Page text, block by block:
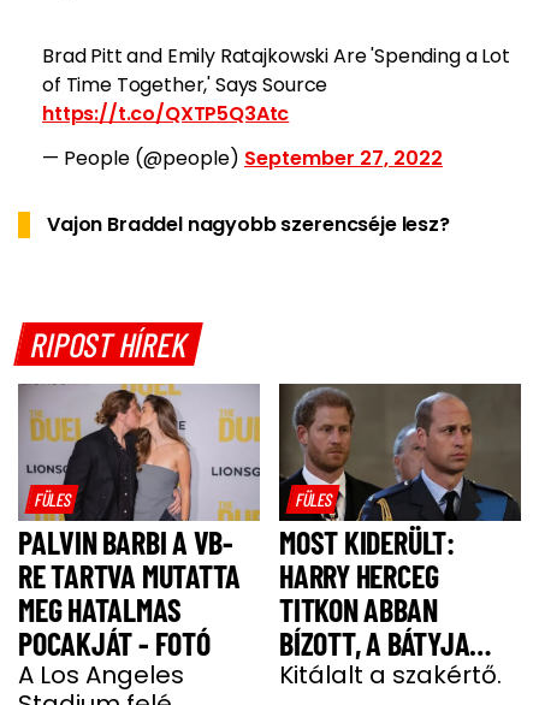
Brad Pitt and Emily Ratajkowski Are 'Spending a Lot
of Time Together,' Says Source
https://t.co/QXTP5Q3Atc
— People (@people) September 27, 2022
Vajon Braddel nagyobb szerencséje lesz?
RIPOST HÍREK
FÜLES
PALVIN BARBI A VB-
RE TARTVA MUTATTA
MEG HATALMAS
POCAKJÁT - FOTÓ
A Los Angeles
FÜLES
MOST KIDERÜLT:
HARRY HERCEG
TITKON ABBAN
BÍZOTT, A BÁTYJA
KÖNYÖRÖGNI FOG NEKI
Kitálalt a szakértő.